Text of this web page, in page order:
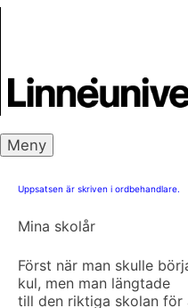
Meny
Uppsatsen är skriven i ordbehandlare.
Mina skolår
Först när man skulle
kul, men man längtade
till den riktiga skolan